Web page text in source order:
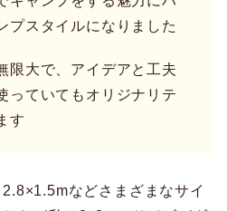
プスタイルになりました
限大で、アイデアと工夫
っていてもオリジナリテ
す
などさまざまなサイ